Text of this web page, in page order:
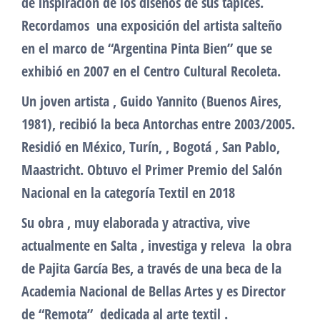
Recordamos una exposición del artista salteño
en el marco de “Argentina Pinta Bien” que se
exhibió en 2007 en el Centro Cultural Recoleta.
Un joven artista , Guido Yannito (Buenos Aires,
1981), recibió la beca Antorchas entre 2003/2005.
Residió en México, Turín, , Bogotá , San Pablo,
Maastricht. Obtuvo el Primer Premio del Salón
Nacional en la categoría Textil en 2018
Su obra , muy elaborada y atractiva, vive
actualmente en Salta , investiga y releva la obra
de Pajita García Bes, a través de una beca de la
Academia Nacional de Bellas Artes y es Director
de “Remota” dedicada al arte textil .